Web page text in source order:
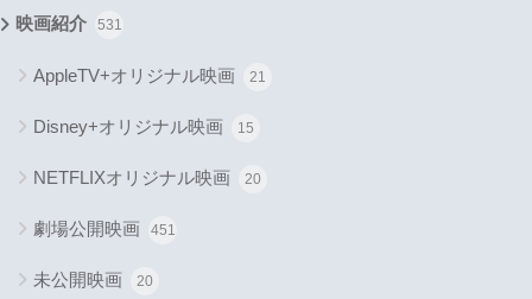
映画紹介 531
AppleTV+オリジナル映画 21
Disney+オリジナル映画 15
NETFLIXオリジナル映画 20
劇場公開映画 451
未公開映画 20